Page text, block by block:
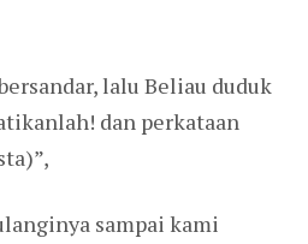
lalu Beliau duduk
dan perkataan
sampai kami